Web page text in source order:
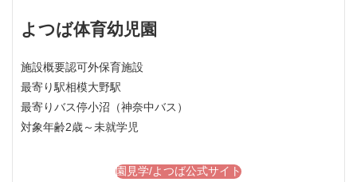
よつば体育幼児園
施設概要認可外保育施設
最寄り駅相模大野駅
最寄りバス停小沼（神奈中バス）
対象年齢2歳～未就学児
園見学/よつば公式サイト